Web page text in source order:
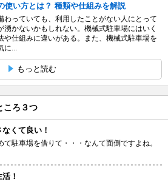
使い方とは？ 種類や仕組みを解説
わっていても、利用したことがない人にとって
かないかもしれない。機械式駐車場にはいく
や仕組みに違いがある。また、機械式駐車場を
...
もっと読む
ころ３つ
くて良い！
駐車場を借りて・・・なんて面倒ですよね。
！